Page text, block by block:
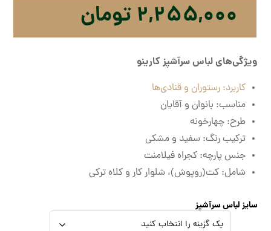
۲,۲۵۵,۰۰۰ تومان
ویژگی‌های لباس سرآشپز کارینو
کاربرد: رستوران و قنادی‌ها
مناسب: بانوان و آقایان
طرح: چهارخونه
ترکیب رنگ: سفید و مشکی
جنس پارچه: کجراه فیلامنت
شامل: کت(روپوش)، شلوار کار و کلاه ترکی
سایز لباس سرآشپز